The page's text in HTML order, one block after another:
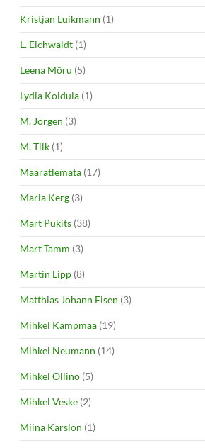
Kristjan Luikmann (1)
L. Eichwaldt (1)
Leena Mõru (5)
Lydia Koidula (1)
M. Jörgen (3)
M. Tilk (1)
Määratlemata (17)
Maria Kerg (3)
Mart Pukits (38)
Mart Tamm (3)
Martin Lipp (8)
Matthias Johann Eisen (3)
Mihkel Kampmaa (19)
Mihkel Neumann (14)
Mihkel Ollino (5)
Mihkel Veske (2)
Miina Karslon (1)